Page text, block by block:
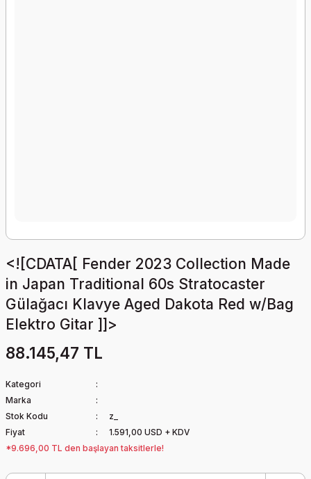
<![CDATA[ Fender 2023 Collection Made
in Japan Traditional 60s Stratocaster
Gülağacı Klavye Aged Dakota Red w/Bag
Elektro Gitar ]]>
88.145,47 TL
Kategori
Marka
Stok Kodu
z_
Fiyat
1.591,00 USD + KDV
*9.696,00 TL den başlayan taksitlerle!